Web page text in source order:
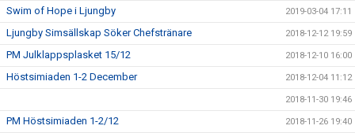
Swim of Hope i Ljungby 2019-03-04 17:11
Ljungby Simsällskap Söker Chefstränare 2018-12-12 19:59
PM Julklappsplasket 15/12 2018-12-10 16:00
Höstsimiaden 1-2 December 2018-12-04 11:12
2018-11-30 19:46
PM Höstsimiaden 1-2/12 2018-11-26 19:40